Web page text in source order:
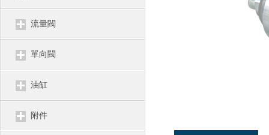
流量閥
單向閥
油缸
附件